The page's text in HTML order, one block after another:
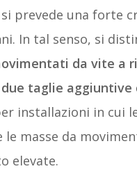
prevede una forte
In tal senso, si
da vite a
due taglie aggiuntive
installazioni in cui
le masse da
elevate.